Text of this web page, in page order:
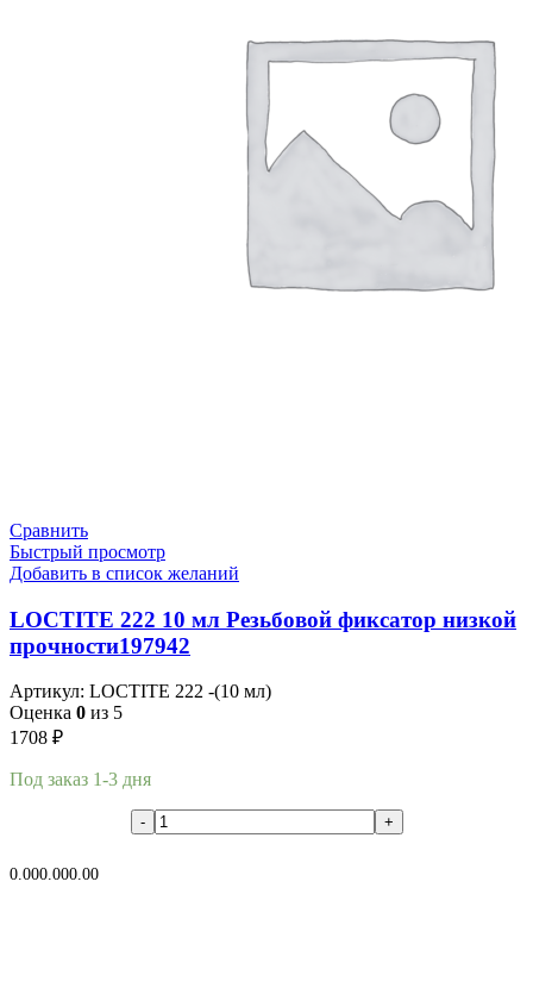
Сравнить
Быстрый просмотр
Добавить в список желаний
LOCTITE 222 10 мл Резьбовой фиксатор низкой
прочности197942
Артикул: LOCTITE 222 -(10 мл)
Оценка 0 из 5
1708 ₽
Под заказ 1-3 дня
0.000.000.00